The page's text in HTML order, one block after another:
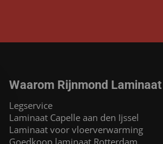
Waarom Rijnmond Laminaat
Legservice
Laminaat Capelle aan den Ijssel
Laminaat voor vloerverwarming
Goedkoop laminaat Rotterdam